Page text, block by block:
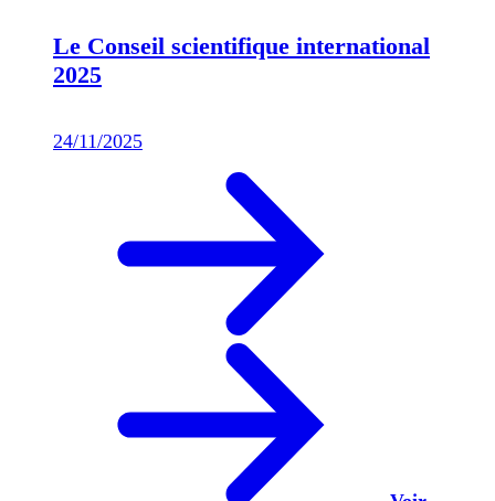
Le Conseil scientifique international
2025
24/11/2025